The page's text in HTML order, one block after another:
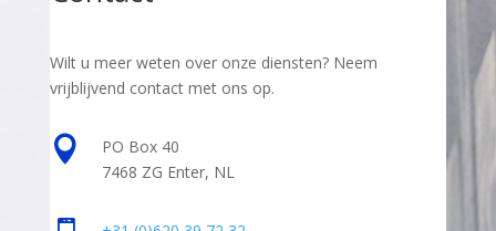
Wilt u meer weten over onze diensten? Neem
vrijblijvend contact met ons op.

PO Box 40
7468 ZG Enter, NL